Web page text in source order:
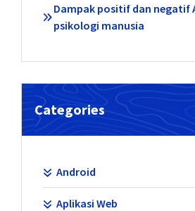
Dampak positif dan negatif
psikologi manusia
Categories
Android
Aplikasi Web